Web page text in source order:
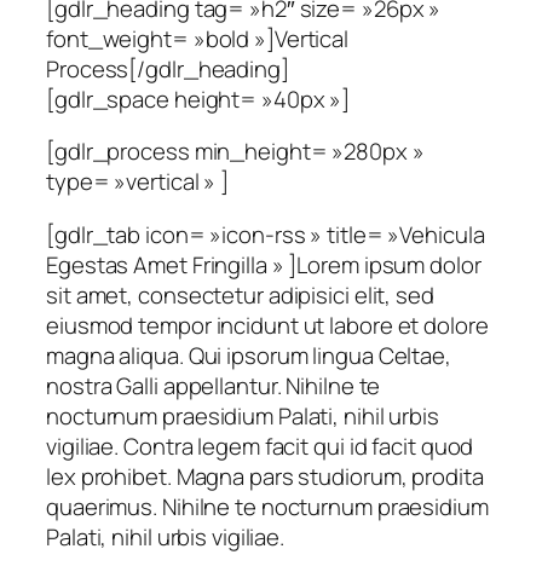
[gdlr_heading tag= »h2″ size= »26px »
font_weight= »bold »]Vertical
Process[/gdlr_heading]
[gdlr_space height= »40px »]
[gdlr_process min_height= »280px »
type= »vertical » ]
[gdlr_tab icon= »icon-rss » title= »Vehicula
Egestas Amet Fringilla » ]Lorem ipsum dolor
sit amet, consectetur adipisici elit, sed
eiusmod tempor incidunt ut labore et dolore
magna aliqua. Qui ipsorum lingua Celtae,
nostra Galli appellantur. Nihilne te
nocturnum praesidium Palati, nihil urbis
vigiliae. Contra legem facit qui id facit quod
lex prohibet. Magna pars studiorum, prodita
quaerimus. Nihilne te nocturnum praesidium
Palati, nihil urbis vigiliae.